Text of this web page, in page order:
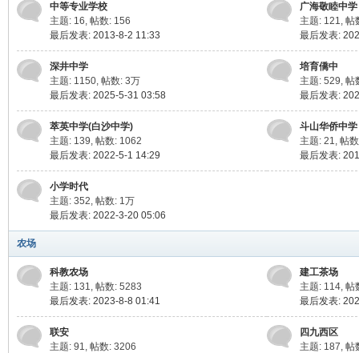
中等专业学校
主题: 16, 帖数: 156
最后发表: 2013-8-2 11:33
广海敬睦中学
主题: 121, 帖
最后发表:
深井中学
主题: 1150, 帖数: 3万
最后发表: 2025-5-31 03:58
培育僑中
主题: 529, 帖
最后发表:
萃英中学(白沙中学)
主题: 139, 帖数: 1062
最后发表: 2022-5-1 14:29
斗山华侨中学
主题: 21, 帖
最后发表:
小学时代
主题: 352, 帖数: 1万
最后发表: 2022-3-20 05:06
农场
科教农场
主题: 131, 帖数: 5283
最后发表: 2023-8-8 01:41
建工茶场
主题: 114, 帖
最后发表:
联安
主题: 91, 帖数: 3206
四九西区
主题: 187, 帖